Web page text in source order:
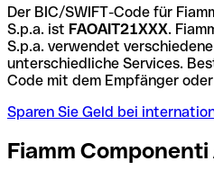
Der BIC/SWIFT-Code für
S.p.a. ist FAOAIT21XXX.
S.p.a. verwendet
unterschiedliche Services.
Code mit dem Empfänger
Sparen Sie Geld bei
Fiamm